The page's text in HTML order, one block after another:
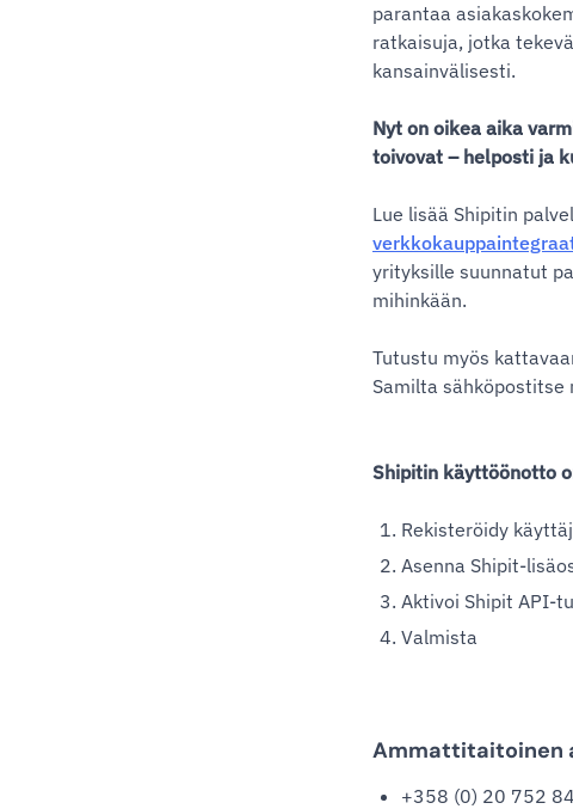
parantaa
ratkaisuja, jotka
kansainvälisesti.
Nyt on oikea aika
toivovat – helposti ja
Lue lisää Shipitin
yrityksille suunnatut
mihinkään.
Tutustu myös
Samilta
Shipitin käyttöönotto
Rekisteröidy
Asenna Shipit-
Aktivoi Shipit API-
Valmista
Ammattitaitoinen
+358 (0) 20 752